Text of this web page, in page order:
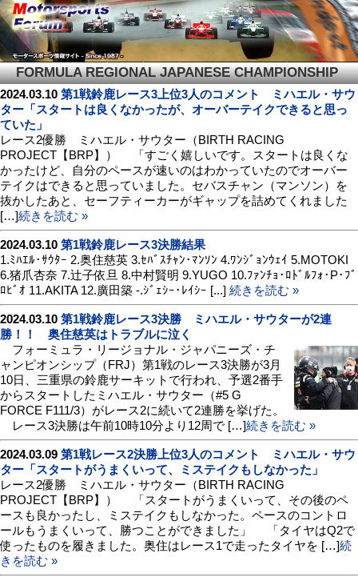
FORMULA REGIONAL JAPANESE CHAMPIONSHIP
2024.03.10 第1戦鈴鹿レース3上位3人のコメント ミハエル・サウ
ター「スタートは良くなかったが、オーバーテイクできると思っ
ていた」
レース2優勝 ミハエル・サウター（BIRTH RACING
PROJECT【BRP】） 「すごく嬉しいです。スタートは良くな
かったけど、自分のペースが速いのはわかっていたのでオーバー
テイクはできると思っていました。セバスチャン（マンソン）を
抜かしたあと、セーフティーカーがギャップを詰めてくれました
[…]続きを読む »
2024.03.10 第1戦鈴鹿レース3決勝結果
1.ﾐﾊｴﾙ･ｻｳﾀｰ 2.奥住慈英 3.ｾﾊﾞｽﾁｬﾝ･ﾏﾝｿﾝ 4.ﾜﾝｼﾞｮﾝｳｪｲ 5.MOTOKI
6.猪爪杏奈 7.辻子依旦 8.中村賢明 9.YUGO 10.ﾌｧﾝﾁｮ･ﾛﾄﾞﾙﾌｫ･P･ﾌﾞ
ﾛﾋﾞｵ 11.AKITA 12.廣田築 -.ｼﾞｪｼｰ･ﾚｲｼｰ [...] 続きを読む »
2024.03.10 第1戦鈴鹿レース3決勝 ミハエル・サウターが2連
勝！！ 奥住慈英はトラブルに泣く
フォーミュラ・リージョナル・ジャパニーズ・チ
ャンピオンシップ（FRJ）第1戦のレース3決勝が3月
10日、三重県の鈴鹿サーキットで行われ、予選2番手
からスタートしたミハエル・サウター（#5 G
FORCE F111/3）がレース2に続いて2連勝を挙げた。
レース3決勝は午前10時10分より12周で […]続きを読む »
2024.03.09 第1戦レース2決勝上位3人のコメント ミハエル・サウ
ター「スタートがうまくいって、ミステイクもしなかった」
レース2優勝 ミハエル・サウター（BIRTH RACING
PROJECT【BRP】） 「スタートがうまくいって、その後のペ
ースも良かったし、ミステイクもしなかった。ペースのコントロ
ールもうまくいって、勝つことができました」 「タイヤはQ2で
使ったものを履きました。奥住はレース1で走ったタイヤを […]続
きを読む »